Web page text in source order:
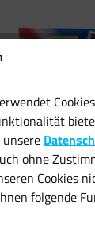
unsere
ohne
Cookies
folgende